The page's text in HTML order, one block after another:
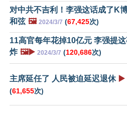
对中共不吉利！李强这话成了K
和弦 🖼️ 2024/3/7 (67,425次)
11高官每年花掉10亿元 李强提这
炸 🖼️▶️ 2024/3/7 (120,686次)
主席延任了 人民被迫延迟退休 ▶️
(61,655次)